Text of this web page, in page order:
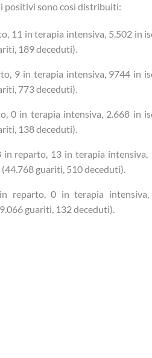
positivi sono così distribuiti:
11 in terapia intensiva, 5.502 in
189 deceduti).
9 in terapia intensiva, 9744 in
773 deceduti).
0 in terapia intensiva, 2.668 in
138 deceduti).
in reparto, 13 in terapia intensiva,
guariti, 510 deceduti).
reparto, 0 in terapia
guariti, 132 deceduti).